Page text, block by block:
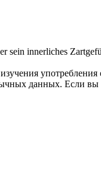
sein innerliches
данных. Если